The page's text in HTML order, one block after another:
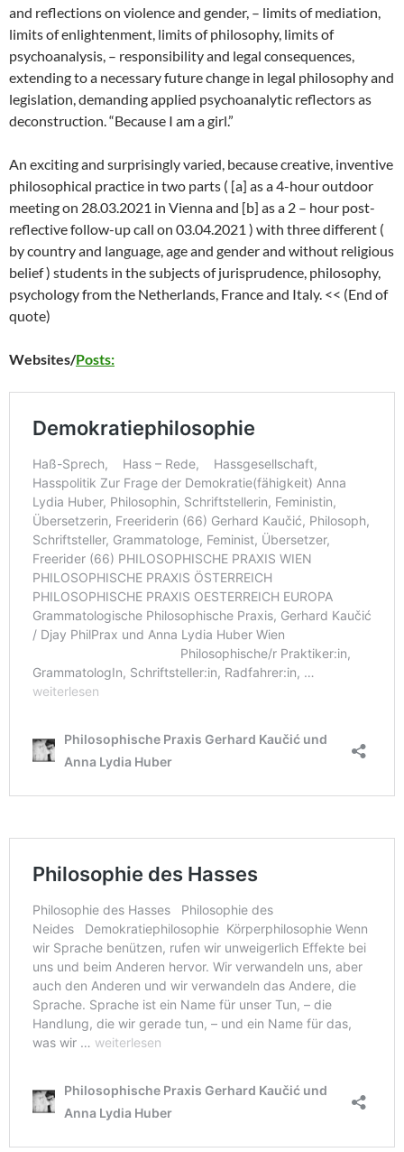
and reflections on violence and gender, – limits of mediation,
limits of enlightenment, limits of philosophy, limits of
psychoanalysis, – responsibility and legal consequences,
extending to a necessary future change in legal philosophy and
legislation, demanding applied psychoanalytic reflectors as
deconstruction. “Because I am a girl.”
An exciting and surprisingly varied, because creative, inventive
philosophical practice in two parts ( [a] as a 4-hour outdoor
meeting on 28.03.2021 in Vienna and [b] as a 2 – hour post-
reflective follow-up call on 03.04.2021 ) with three different (
by country and language, age and gender and without religious
belief ) students in the subjects of jurisprudence, philosophy,
psychology from the Netherlands, France and Italy. << (End of
quote)
Websites/Posts: